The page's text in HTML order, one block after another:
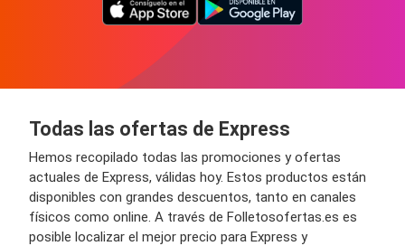
Todas las ofertas de Express
Hemos recopilado todas las promociones y ofertas
actuales de Express, válidas hoy. Estos productos están
disponibles con grandes descuentos, tanto en canales
físicos como online. A través de Folletosofertas.es es
posible localizar el mejor precio para Express y